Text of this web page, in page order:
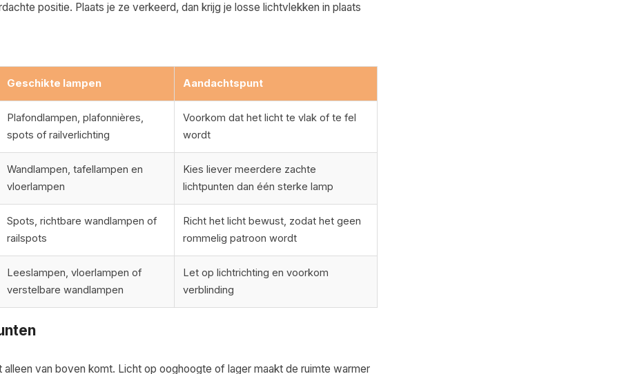
positie. Plaats je ze verkeerd, dan krijg je losse lichtvlekken in plaats
Geschikte lampen Aandachtspunt
Plafondlampen, plafonnières,
spots of railverlichting
Voorkom dat het licht te vlak of te fel
wordt
Wandlampen, tafellampen en
vloerlampen
Kies liever meerdere zachte
lichtpunten dan één sterke lamp
Spots, richtbare wandlampen of
railspots
Richt het licht bewust, zodat het geen
rommelig patroon wordt
Leeslampen, vloerlampen of
verstelbare wandlampen
Let op lichtrichting en voorkom
verblinding
van boven komt. Licht op ooghoogte of lager maakt de ruimte warmer